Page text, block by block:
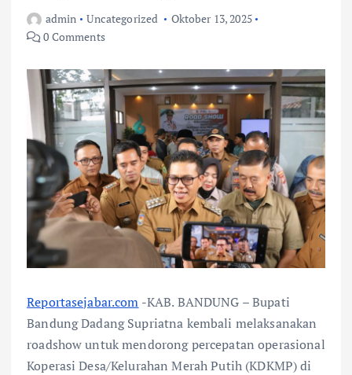
admin Uncategorized
Oktober 13, 2025
0 Comments
Reportasejabar.com -KAB. BANDUNG – Bupati
Bandung Dadang Supriatna kembali melaksanakan
roadshow untuk mendorong percepatan operasional
Koperasi Desa/Kelurahan Merah Putih (KDKMP) di